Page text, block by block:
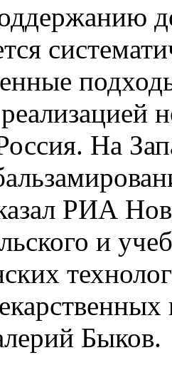
На
РИА
и
Быков.